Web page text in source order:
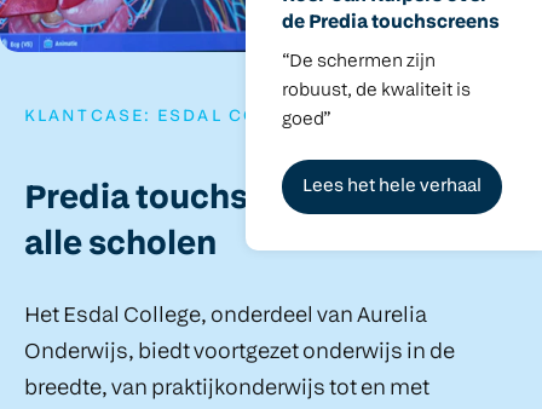
KLANTCASE: ESDAL COLLEGE
Predia touchscreens voor
alle scholen
Het Esdal College, onderdeel van Aurelia
Onderwijs, biedt voortgezet onderwijs in de
breedte, van praktijkonderwijs tot en met
de Predia touchscreens
“De schermen zijn
robuust, de kwaliteit is
goed”
Lees het hele verhaal